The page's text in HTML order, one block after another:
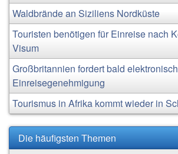
Waldbrände an Siziliens Nordküste
Touristen benötigen für Einreise nach
Visum
Großbritannien fordert bald
Einreisegenehmigung
Tourismus in Afrika kommt wieder in
Die häufigsten Themen